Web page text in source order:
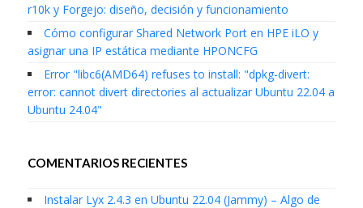
r10k y Forgejo: diseño, decisión y funcionamiento
Cómo configurar Shared Network Port en HPE iLO y
asignar una IP estática mediante HPONCFG
Error "libc6(AMD64) refuses to install: "dpkg-divert:
error: cannot divert directories al actualizar Ubuntu 22.04 a
Ubuntu 24.04"
COMENTARIOS RECIENTES
Instalar Lyx 2.4.3 en Ubuntu 22.04 (Jammy) – Algo de